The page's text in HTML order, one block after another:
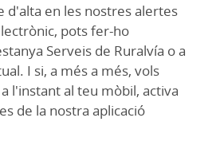
d'alta en les nostres alertes
pots fer-ho
Serveis de Ruralvía o a
I si, a més a més, vols
l'instant al teu mòbil, activa
de la nostra aplicació